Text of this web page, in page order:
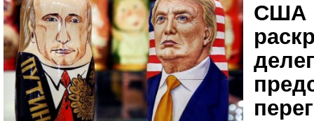
США